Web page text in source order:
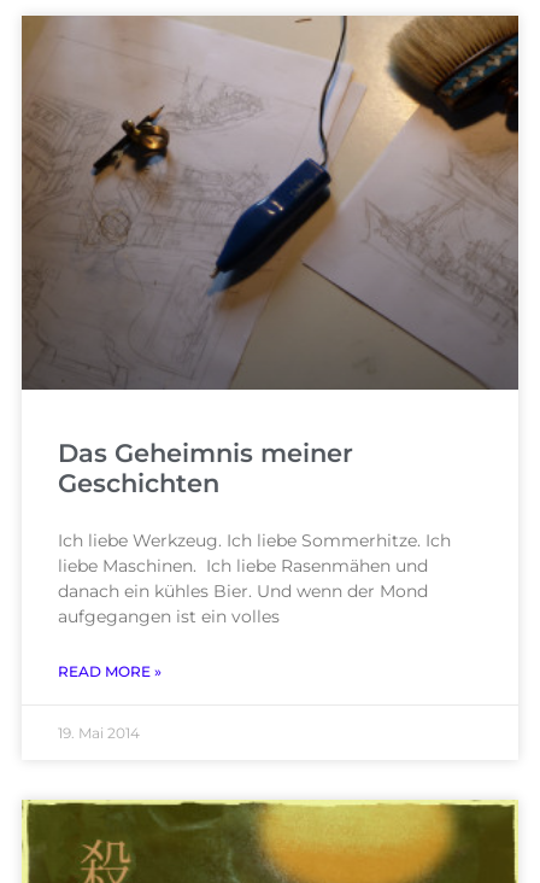
Das Geheimnis meiner
Geschichten
Ich liebe Werkzeug. Ich liebe Sommerhitze. Ich
liebe Maschinen. Ich liebe Rasenmähen und
danach ein kühles Bier. Und wenn der Mond
aufgegangen ist ein volles
READ MORE »
19. Mai 2014